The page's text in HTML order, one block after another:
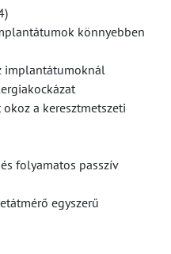
könnyebben
implantátumoknál
a keresztmetszeti
folyamatos passzív
egyszerű